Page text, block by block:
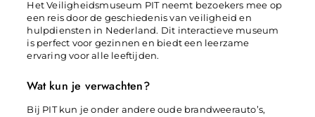
Het Veiligheidsmuseum PIT neemt bezoekers mee op
een reis door de geschiedenis van veiligheid en
hulpdiensten in Nederland. Dit interactieve museum
is perfect voor gezinnen en biedt een leerzame
ervaring voor alle leeftijden.
Wat kun je verwachten?
Bij PIT kun je onder andere oude brandweerauto’s,